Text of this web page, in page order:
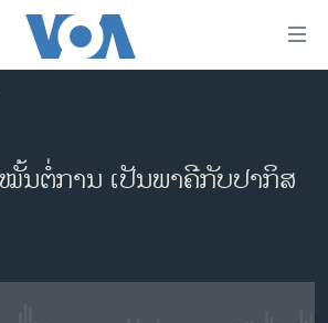
ບໍດີ ສະຫະລັດ 2024
ຕໍ່ການ ເປັນພາຄີກັບປາກິສ